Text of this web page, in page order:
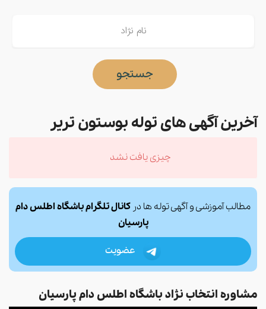
جستجو
آخرین آگهی های توله بوستون تریر
چیزی یافت نشد
مطالب آموزشی و آگهی توله ها در کانال تلگرام باشگاه اطلس دام
پارسیان
عضویت
مشاوره انتخاب نژاد باشگاه اطلس دام پارسیان